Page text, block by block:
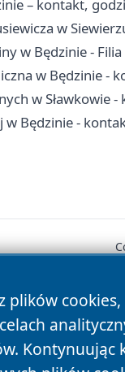
– kontakt,
w
w Będzinie -
w Będzinie -
w Sławkowie
w Będzinie -
plików
Kontynuując